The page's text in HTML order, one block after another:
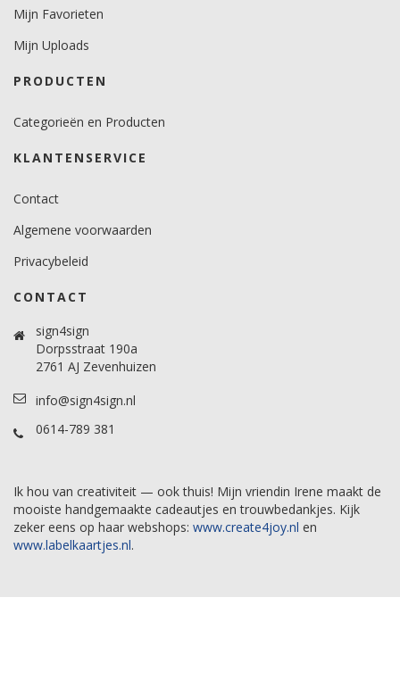
-29 tot +80
Mijn Favorieten
Mijn Uploads
PRODUCTEN
Categorieën en Producten
KLANTENSERVICE
Contact
Algemene voorwaarden
Privacybeleid
CONTACT
sign4sign
Dorpsstraat 190a
2761 AJ Zevenhuizen
info@sign4sign.nl
0614-789 381
Ik hou van creativiteit — ook thuis! Mijn vriendin Irene maakt de
mooiste handgemaakte cadeautjes en trouwbedankjes. Kijk
zeker eens op haar webshops: www.create4joy.nl en
www.labelkaartjes.nl.